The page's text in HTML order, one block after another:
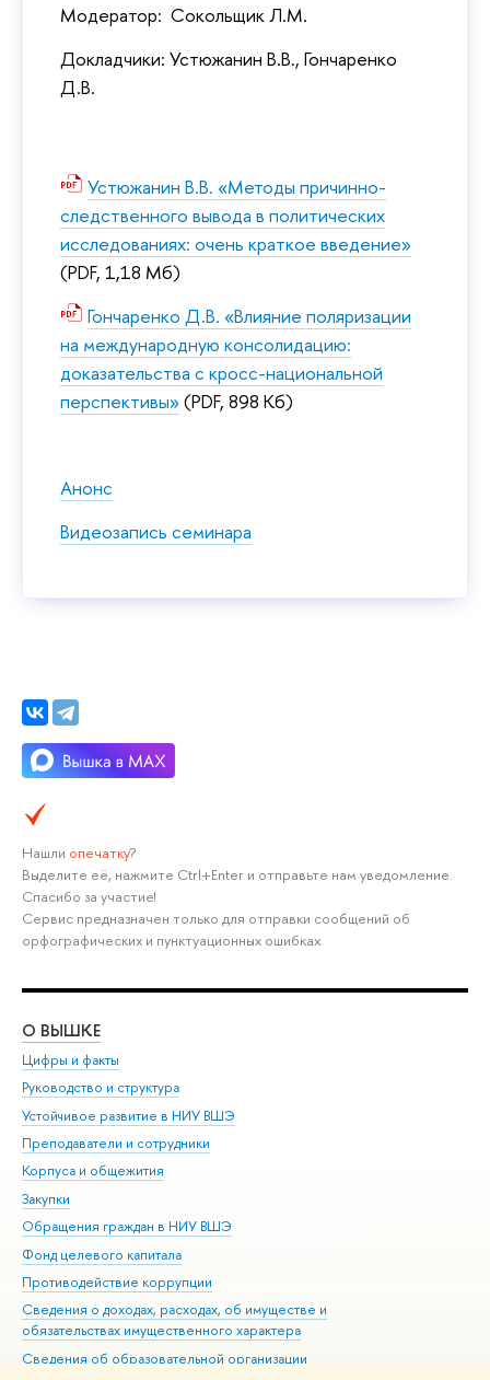
Модератор: Сокольщик Л.М.
Докладчики: Устюжанин В.В., Гончаренко
Д.В.
Устюжанин В.В. «Методы причинно-
следственного вывода в политических
исследованиях: очень краткое введение»
(PDF, 1,18 Мб)
Гончаренко Д.В. «Влияние поляризации
на международную консолидацию:
доказательства с кросс-национальной
перспективы»(PDF, 898 Кб)
Анонс
Видеозапись семинара
Нашли опечатку?
Выделите её, нажмите Ctrl+Enter и отправьте нам уведомление.
Спасибо за участие!
Сервис предназначен только для отправки сообщений об
орфографических и пунктуационных ошибках.
О ВЫШКЕ
Цифры и факты
Руководство и структура
Устойчивое развитие в НИУ ВШЭ
Преподаватели и сотрудники
Корпуса и общежития
Закупки
Обращения граждан в НИУ ВШЭ
Фонд целевого капитала
Противодействие коррупции
Сведения о доходах, расходах, об имуществе и
обязательствах имущественного характера
Сведения об образовательной организации